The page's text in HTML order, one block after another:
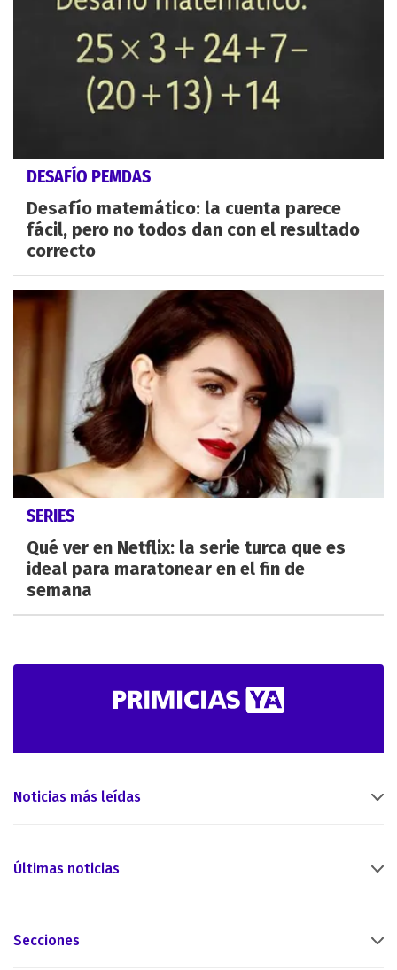
DESAFÍO PEMDAS
Desafío matemático: la cuenta parece
fácil, pero no todos dan con el resultado
correcto
SERIES
Qué ver en Netflix: la serie turca que es
ideal para maratonear en el fin de
semana
Noticias más leídas
Últimas noticias
Secciones